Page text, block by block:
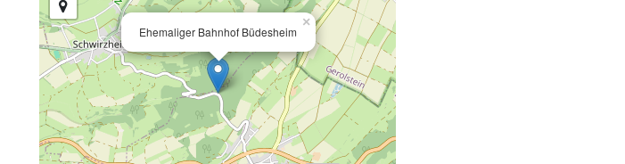
Ehemaliger Bahnhof Büdesheim
×